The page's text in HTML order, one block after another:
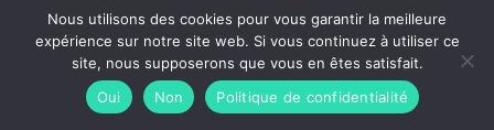
Réduire sa charge mentale : 6 conseils pour
entrepreneurs
Nous utilisons des cookies pour vous garantir la meilleure
expérience sur notre site web. Si vous continuez à utiliser ce
site, nous supposerons que vous en êtes satisfait.
Oui
Non Politique de confidentialité